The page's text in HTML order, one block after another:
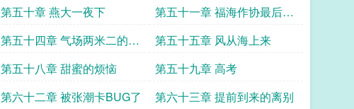
书去
第五十章 燕大一夜下
第五十一章 福海作协最后的
矜持
第五十四章 气场两米二的郭
小四
第五十五章 风从海上来
第五十八章 甜蜜的烦恼
第五十九章 高考
第六十二章 被张潮卡BUG了
第六十三章 提前到来的离别